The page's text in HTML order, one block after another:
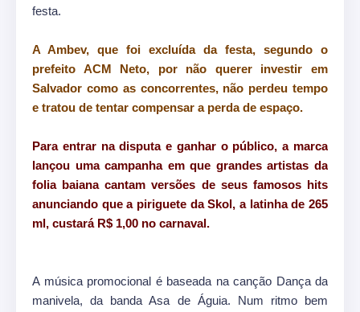
festa.
A Ambev, que foi excluída da festa, segundo o
prefeito ACM Neto, por não querer investir em
Salvador como as concorrentes, não perdeu tempo
e tratou de tentar compensar a perda de espaço.
Para entrar na disputa e ganhar o público, a marca
lançou uma campanha em que grandes artistas da
folia baiana cantam versões de seus famosos hits
anunciando que a piriguete da Skol, a latinha de 265
ml, custará R$ 1,00 no carnaval.
A música promocional é baseada na canção Dança da
manivela, da banda Asa de Águia. Num ritmo bem